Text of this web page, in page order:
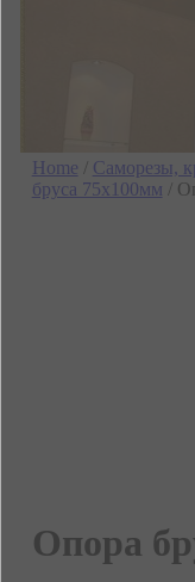
Home / Саморезы,
бруса 75х100мм /
Опора